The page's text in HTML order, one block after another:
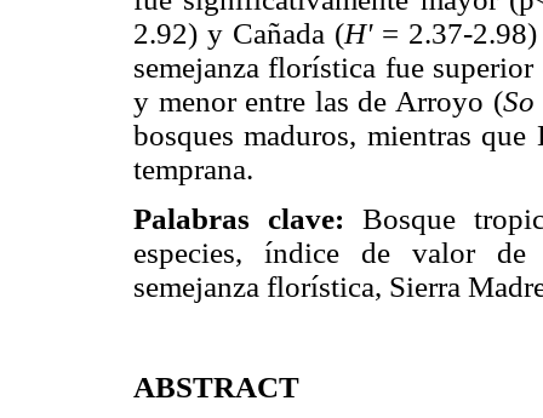
2.92) y Cañada (H'= 2.37-2.98)
semejanza florística fue
y menor entre las de Arroyo (So
bosques maduros, mientras
temprana.
Palabras clave: Bosque
especies, índice de valor
semejanza florística, Sierra
ABSTRACT